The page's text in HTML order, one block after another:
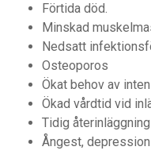
Förtida död.
Minskad
Nedsatt
Osteoporos
Ökat behov av
Ökad vårdtid vid
Tidig
Ångest, depression